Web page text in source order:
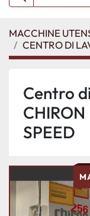
MACCHINE
CENTRO DI
Centro
SPEED